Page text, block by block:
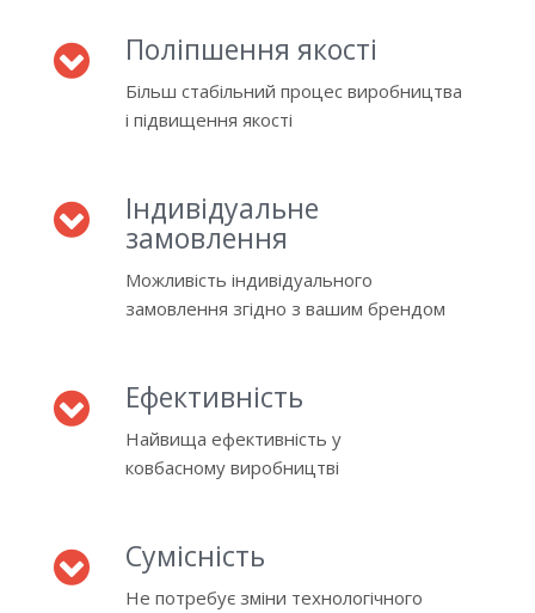
Поліпшення якості
Більш стабільний процес виробництва
і підвищення якості
Індивідуальне
замовлення
Можливість індивідуального
замовлення згідно з вашим брендом
Ефективність
Найвища ефективність у
ковбасному виробництві
Сумісність
Не потребує зміни технологічного